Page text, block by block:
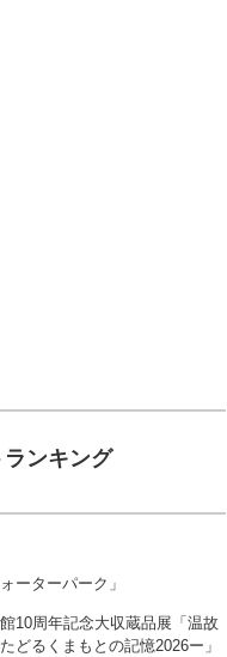
ンキング
ーターパーク」
10周年記念大収蔵品展「温故
どるくまもとの記憶2026ー」